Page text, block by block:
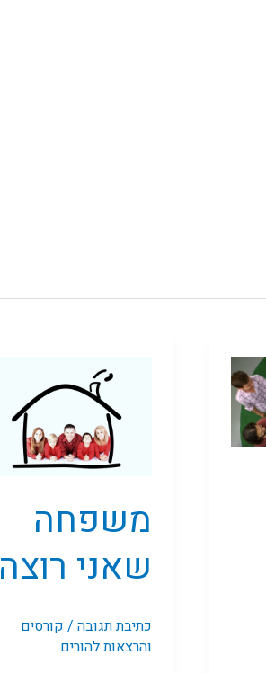
משפחה
שאני רוצה
כתיבת תגובה / קורסים
והרצאות להורים
משפחה